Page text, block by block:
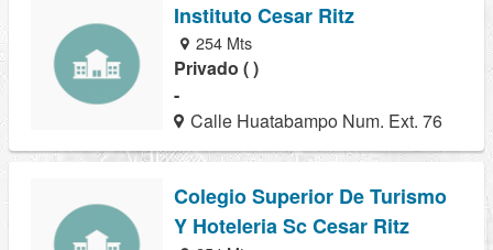
Instituto Cesar Ritz
254 Mts
Privado ( )
-
Calle Huatabampo Num. Ext. 76
Colegio Superior De Turismo
Y Hoteleria Sc Cesar Ritz